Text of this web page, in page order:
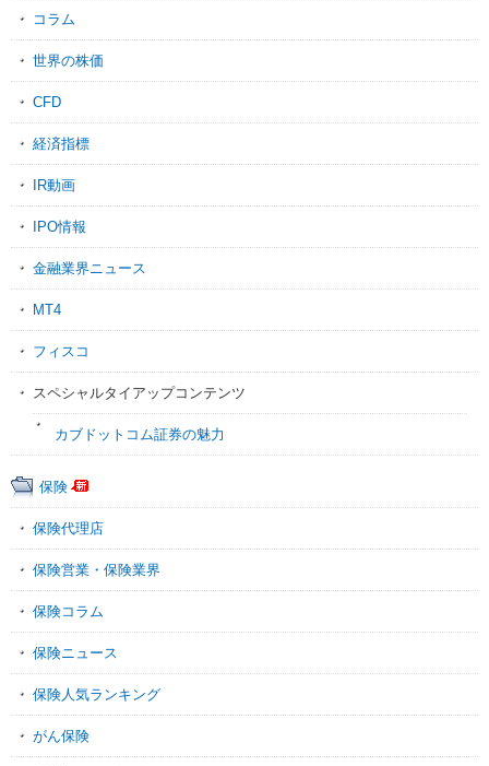
コラム
世界の株価
CFD
経済指標
IR動画
IPO情報
金融業界ニュース
MT4
フィスコ
スペシャルタイアップコンテンツ
カブドットコム証券の魅力
保険
保険代理店
保険営業・保険業界
保険コラム
保険ニュース
保険人気ランキング
がん保険